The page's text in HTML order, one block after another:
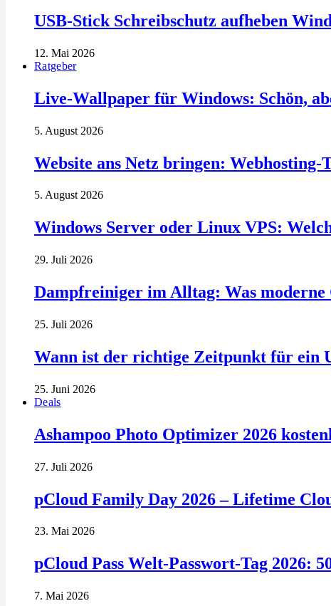
USB-Stick Schreibschutz aufheben
12. Mai 2026
Ratgeber
Live-Wallpaper für Windows: Schön,
5. August 2026
Website ans Netz bringen:
5. August 2026
Windows Server oder Linux VPS:
29. Juli 2026
Dampfreiniger im Alltag: Was
25. Juli 2026
Wann ist der richtige Zeitpunkt für ein
25. Juni 2026
Deals
Ashampoo Photo Optimizer 2026
27. Juli 2026
pCloud Family Day 2026 – Lifetime
23. Mai 2026
pCloud Pass Welt-Passwort-Tag 2026:
7. Mai 2026